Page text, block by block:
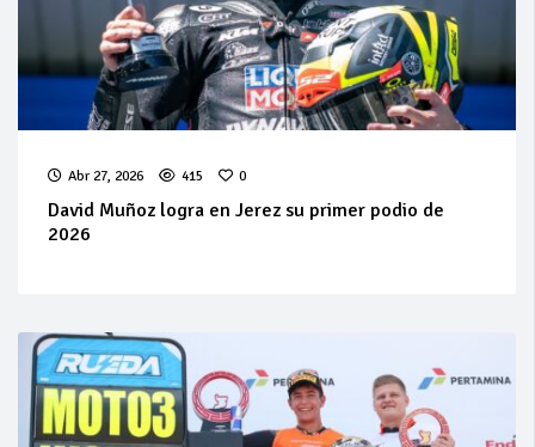
Abr 27, 2026 415 0
David Muñoz logra en Jerez su primer podio de
2026